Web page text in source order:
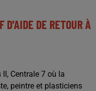
D'AIDE DE RETOUR À
Centrale 7 où la
peintre et plasticiens